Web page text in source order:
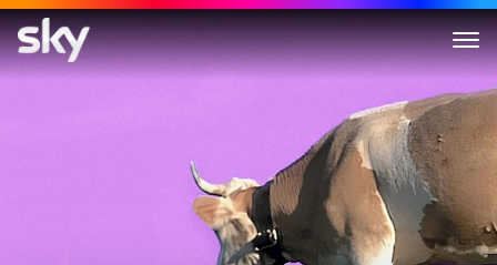
Rencontres sur la voie lactée